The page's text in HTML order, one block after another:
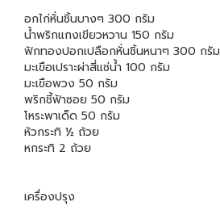
อกไก่หั่นชิ้นบางๆ 300 กรัม
น้ำพริกแกงเขียวหวาน 150 กรัม
ฟักทองปอกเปลือกหั่นชิ้นหนาๆ 300 กรัม
มะเขือเปราะผ่าสี่แช่น้ำ 100 กรัม
มะเขือพวง 50 กรัม
พริกชี้ฟ้าซอย 50 กรัม
โหระพาเด็ด 50 กรัม
หัวกระทิ ½ ถ้วย
หกระทิ 2 ถ้วย
เครื่องปรุง